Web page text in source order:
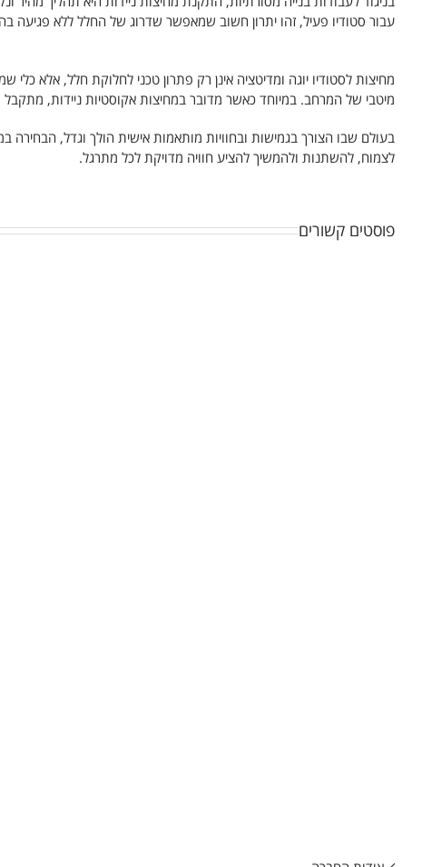
עבור סטודיו פעיל, זהו יתרון חשוב שמאפשר שדרוג של החלל ללא פגיעה
מחיצות לסטודיו יוגה ומדיטציה אינן רק פתרון טכני לחלוקת חלל, אלא
מיטבי של המרחב. במיוחד כאשר מדובר במחיצות אקוסטיות ניידות, מתקבל
בעולם שבו הצורך בגמישות ובחוויות מותאמות אישית הולך וגדל,
לצמוח, להשתנות ולהמשיך להציע חוויה מדויקת לכל מתרגל.
פוסטים קשורים